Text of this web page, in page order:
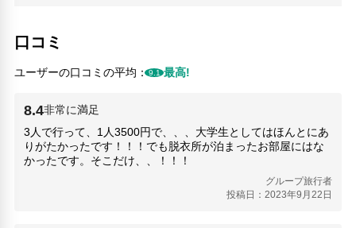
HAYAISHI HOSPITAL(810m)
Ishihara MotorPool(1.52km)
Kyoei Motorpool(1.55km)
Matsuzaki Hospital(1.99km)
Momodani Railway Station(340m)
Nobeha no Yu Tsuruhashi(750m)
口コミ
ユーザーの口コミの平均：9.1 最高!
8.4非常に満足
3人で行って、1人3500円で、、、大学生としてはほんとにあ
りがたかったです！！！でも脱衣所が泊まったお部屋にはな
かったです。そこだけ、、！！！
グループ旅行者
投稿日：2023年9月22日